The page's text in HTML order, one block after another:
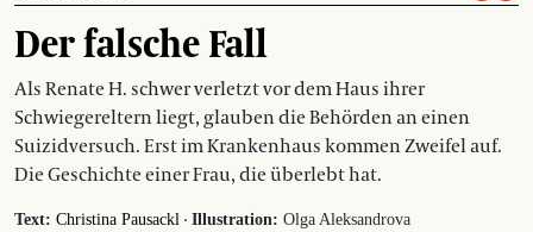
Der falsche Fall
Als Renate H. schwer verletzt vor dem Haus ihrer
Schwiegereltern liegt, glauben die Behörden an einen
Suizidversuch. Erst im Krankenhaus kommen Zweifel auf.
Die Geschichte einer Frau, die überlebt hat.
Text: Christina Pausackl · Illustration: Olga Aleksandrova